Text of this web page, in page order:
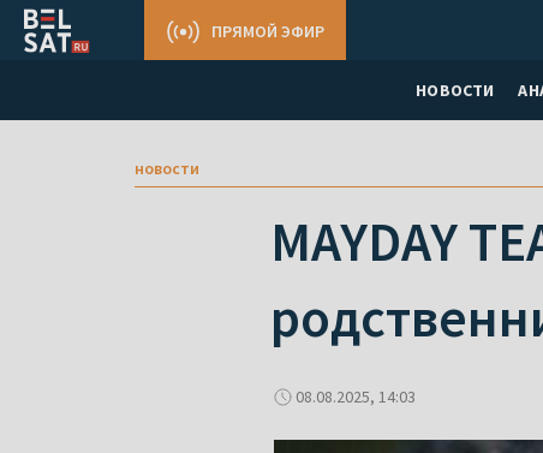
НОВОСТИ
ПРЯМОЙ ЭФИР
новости
MAYDAY
08.08.2025, 14:03